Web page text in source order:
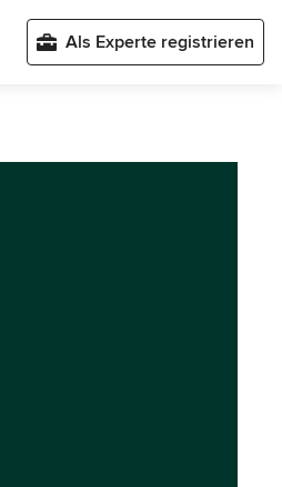
Als Experte registrieren